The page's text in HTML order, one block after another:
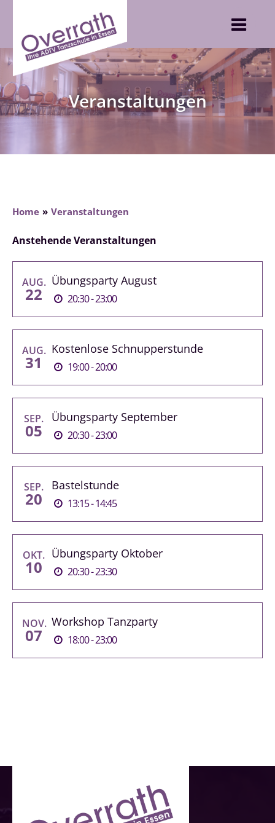
content
Veranstaltungen
Home Veranstaltungen
Anstehende Veranstaltungen
AUG.
22
Übungsparty August
20:30 - 23:00
AUG.
31
Kostenlose Schnupperstunde
19:00 - 20:00
SEP.
05
Übungsparty September
20:30 - 23:00
SEP.
20
Bastelstunde
13:15 - 14:45
OKT.
10
Übungsparty Oktober
20:30 - 23:30
NOV.
07
Workshop Tanzparty
18:00 - 23:00